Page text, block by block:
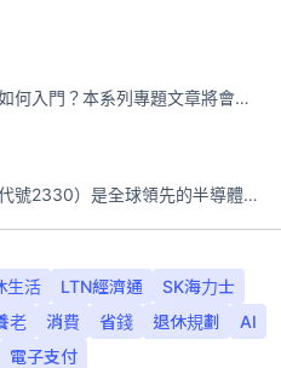
ETF是什麼？ETF投資如何入門？本系列專題文章將會告訴你新手必須知道的ETF基礎知識。
台積電（tSMC；股票代號2330）是全球領先的半導體代工公司，成立於1987年，總部位於台灣新竹。且已於美國、日本、德國及中國設廠，台積電是全球首家專業積體電路製造服務公司，也是全球最先進和最大規模的半導體代工廠。
生活 LTN經濟通
SK海力士
老 消費 省錢 退休規劃
AI
電子支付